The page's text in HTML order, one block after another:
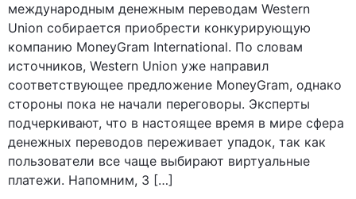
международным денежным переводам Western
Union собирается приобрести конкурирующую
компанию MoneyGram International. По словам
источников, Western Union уже направил
соответствующее предложение MoneyGram, однако
стороны пока не начали переговоры. Эксперты
подчеркивают, что в настоящее время в мире сфера
денежных переводов переживает упадок, так как
пользователи все чаще выбирают виртуальные
платежи. Напомним, 3 […]